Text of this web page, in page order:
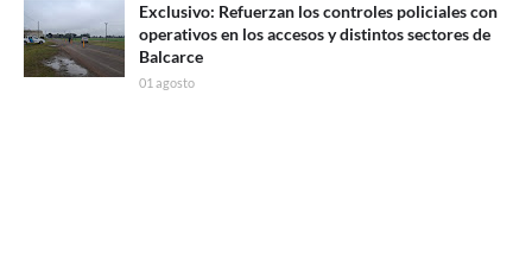
Exclusivo: Refuerzan los controles policiales con
operativos en los accesos y distintos sectores de
Balcarce
01 agosto